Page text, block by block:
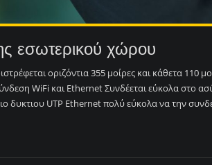
εσωτερικού χώρου
οριζόντια 355 μοίρες και κάθετα 110
WiFi και Ethernet Συνδέεται εύκολα στο
δυκτιου UTP Ethernet πολύ εύκολα να την